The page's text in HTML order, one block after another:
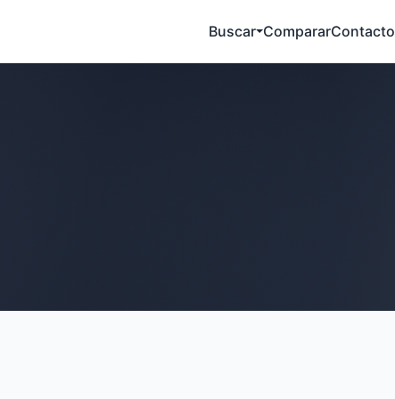
Buscar CompararContacto